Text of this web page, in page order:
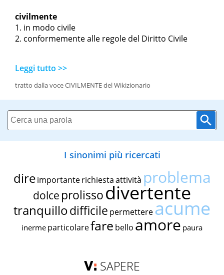
civilmente
in modo civile
conformemente alle regole del Diritto Civile
Leggi tutto >>
tratto dalla voce CIVILMENTE del Wikizionario
I sinonimi più ricercati
dire importante richiestaattività problema
dolce prolissodivertente
tranquillodifficile permettereacume
inerme particolarefare bello amore paura
SAPERE